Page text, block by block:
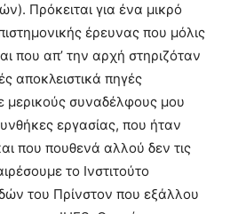
Πρόκειται για ένα μικρό
έρευνας που μόλις
που απ’ την αρχή στηριζόταν
αποκλειστικά πηγές
μερικούς συναδέλφους μου
εργασίας, που ήταν
που πουθενά αλλού δεν τις
το Ινστιτούτο
του Πρίνστον που εξάλλου